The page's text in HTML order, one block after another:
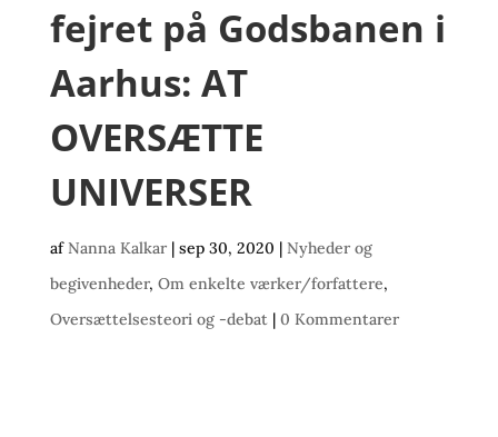
fejret på Godsbanen i
Aarhus: AT
OVERSÆTTE
UNIVERSER
afNanna Kalkar| sep 30, 2020 | Nyheder og
begivenheder, Om enkelte værker/forfattere,
Oversættelsesteori og -debat| 0 Kommentarer